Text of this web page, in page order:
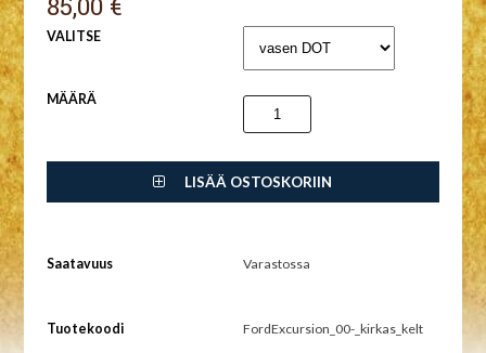
VALITSE
MÄÄRÄ
LISÄÄ OSTOSKORIIN
Saatavuus Varastossa
Tuotekoodi FordExcursion_00-_kirkas_kelt